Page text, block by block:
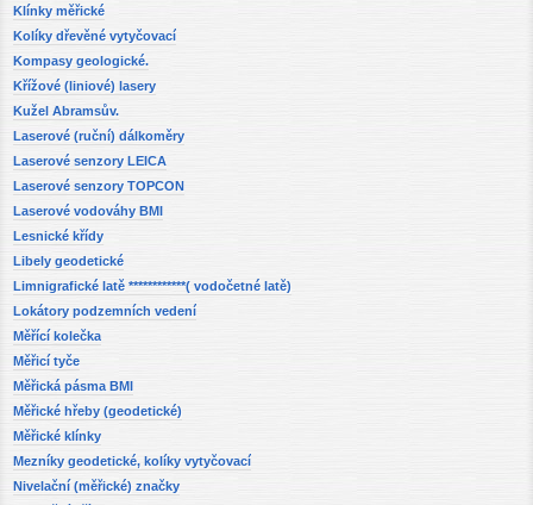
Klínky měřické
Kolíky dřevěné vytyčovací
Kompasy geologické.
Křížové (liniové) lasery
Kužel Abramsův.
Laserové (ruční) dálkoměry
Laserové senzory LEICA
Laserové senzory TOPCON
Laserové vodováhy BMI
Lesnické křídy
Libely geodetické
Limnigrafické latě ************( vodočetné latě)
Lokátory podzemních vedení
Měřící kolečka
Měřicí tyče
Měřická pásma BMI
Měřické hřeby (geodetické)
Měřické klínky
Mezníky geodetické, kolíky vytyčovací
Nivelační (měřické) značky